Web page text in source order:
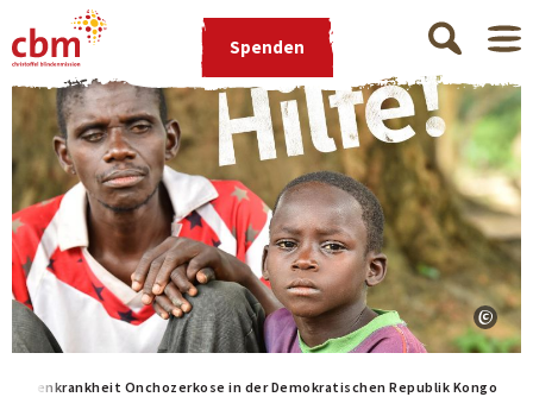
Spenden
Augenkrankheit Onchozerkose in der Demokratischen Republik Kongo